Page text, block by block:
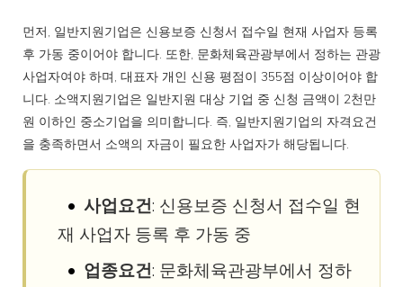
먼저, 일반지원기업은 신용보증 신청서 접수일 현재 사업자 등록
후 가동 중이어야 합니다. 또한, 문화체육관광부에서 정하는 관광
사업자여야 하며, 대표자 개인 신용 평점이 355점 이상이어야 합
니다. 소액지원기업은 일반지원 대상 기업 중 신청 금액이 2천만
원 이하인 중소기업을 의미합니다. 즉, 일반지원기업의 자격요건
을 충족하면서 소액의 자금이 필요한 사업자가 해당됩니다.
사업요건: 신용보증 신청서 접수일 현
재 사업자 등록 후 가동 중
업종요건: 문화체육관광부에서 정하